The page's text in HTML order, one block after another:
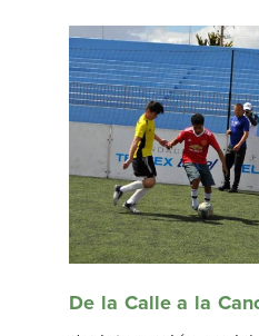
De la Calle a la